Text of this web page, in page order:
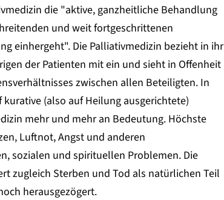
die "aktive, ganzheitliche Behandlung
und weit fortgeschrittenen
einhergeht". Die Palliativmedizin bezieht in ihr
der Patienten mit ein und sieht in Offenheit
zwischen allen Beteiligten. In
(also auf Heilung ausgerichtete)
mehr und mehr an Bedeutung. Höchste
Luftnot, Angst und anderen
sozialen und spirituellen Problemen. Die
zugleich Sterben und Tod als natürlichen Teil
herausgezögert.